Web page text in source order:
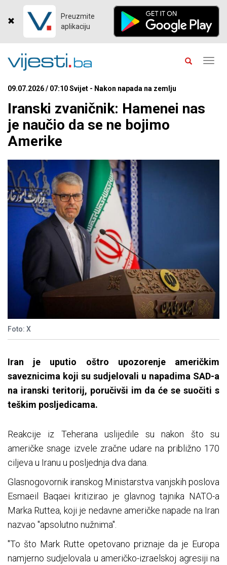
Preuzmite
aplikaciju
09.07.2026 / 07:10 Svijet - Nakon napada na zemlju
Iranski zvaničnik: Hamenei nas
je naučio da se ne bojimo
Amerike
Foto: X
Iran je uputio oštro upozorenje američkim
saveznicima koji su sudjelovali u napadima SAD-a
na iranski teritorij, poručivši im da će se suočiti s
teškim posljedicama.
Reakcije iz Teherana uslijedile su nakon što su
američke snage izvele zračne udare na približno 170
ciljeva u Iranu u posljednja dva dana.
Glasnogovornik iranskog Ministarstva vanjskih poslova
Esmaeil Baqaei kritizirao je glavnog tajnika NATO-a
Marka Ruttea, koji je nedavne američke napade na Iran
nazvao "apsolutno nužnima".
"To što Mark Rutte opetovano priznaje da je Europa
namjerno sudjelovala u američko-izraelskoj agresiji na